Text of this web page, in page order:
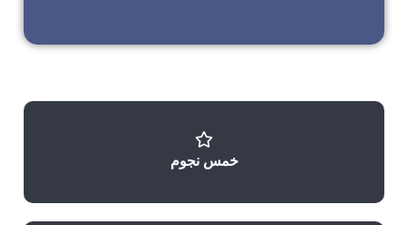
خمس نجوم